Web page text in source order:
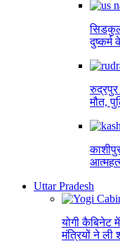
रुद्रपुर
मौत,
Uttar Pradesh
योगी कैबिनेट
मंत्रियों ने